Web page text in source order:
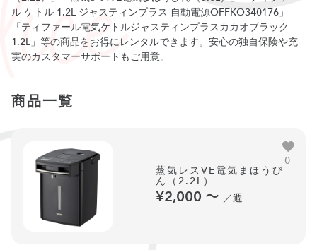
ル ケトル 1.2L ジャスティンプラス 自動電源OFFKO340176」
「ティファール電気ケトルジャスティンプラスカカオブラック
1.2L」等の商品をお得にレンタルできます。安心の独自保険や充
実のカスタマーサポートもご用意。
商品一覧
蒸気レスVE電気まほうび
ん（2.2L）
¥2,000 〜 ／週
0